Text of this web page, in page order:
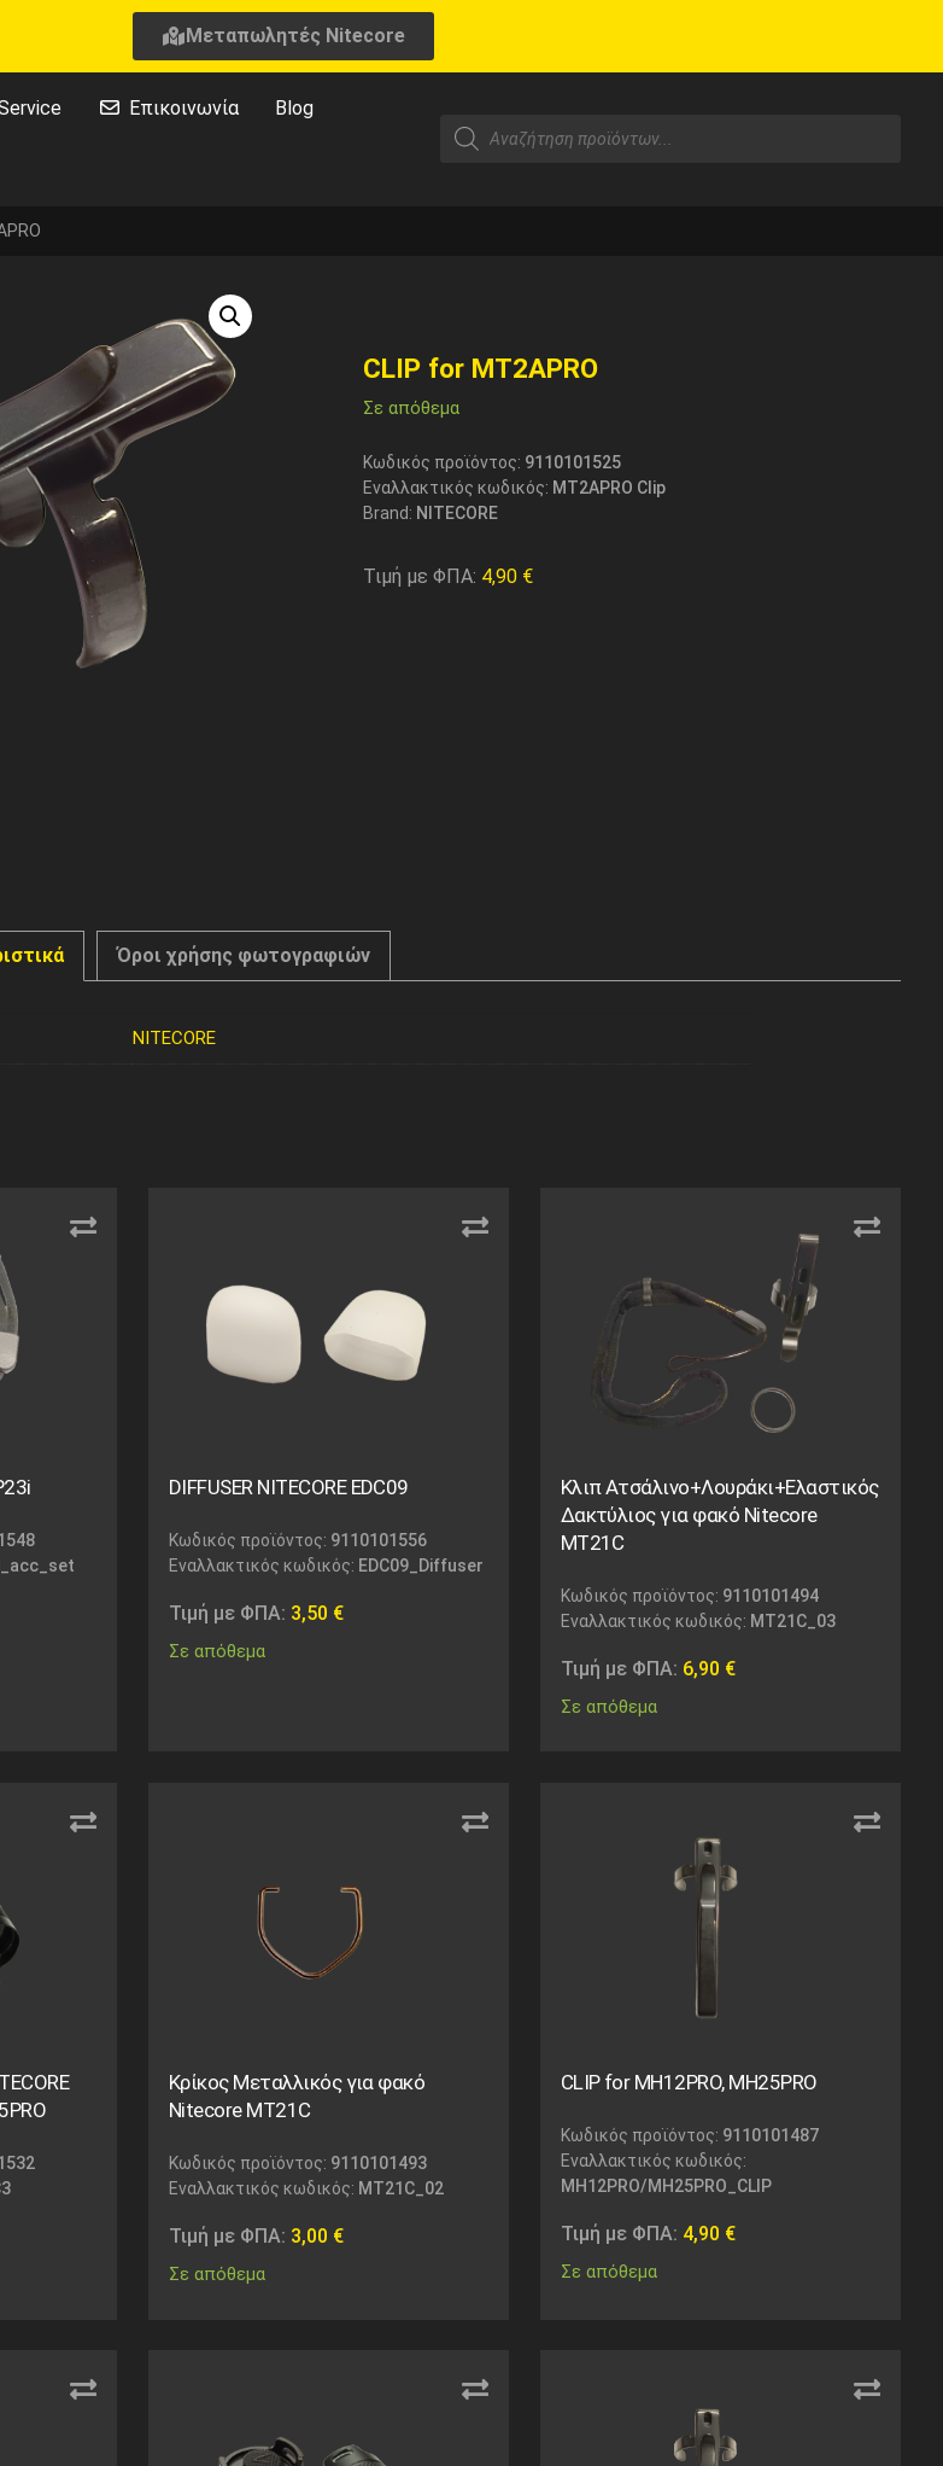
Μεταπωλητές Nitecore
Επικοινωνία Blog
CLIP for MT2APRO
Σε απόθεμα
Κωδικός προϊόντος: 9110101525
Εναλλακτικός κωδικός: MT2APRO Clip
Brand: NITECORE
Τιμή με ΦΠΑ: 4,90 €
Όροι χρήσης φωτογραφιών
NITECORE
DIFFUSER NITECORE EDC09
Κωδικός προϊόντος: 9110101556
Εναλλακτικός κωδικός: EDC09_Diffuser
Τιμή με ΦΠΑ: 3,50 €
Σε απόθεμα
Κλιπ Ατσάλινο+Λουράκι+Ελαστικός
Δακτύλιος για φακό Nitecore
MT21C
Κωδικός προϊόντος: 9110101494
Εναλλακτικός κωδικός: MT21C_03
Τιμή με ΦΠΑ: 6,90 €
Σε απόθεμα
Κρίκος Μεταλλικός για φακό
Nitecore MT21C
Κωδικός προϊόντος: 9110101493
Εναλλακτικός κωδικός: MT21C_02
Τιμή με ΦΠΑ: 3,00 €
Σε απόθεμα
CLIP for MH12PRO, MH25PRO
Κωδικός προϊόντος: 9110101487
Εναλλακτικός κωδικός:
MH12PRO/MH25PRO_CLIP
Τιμή με ΦΠΑ: 4,90 €
Σε απόθεμα